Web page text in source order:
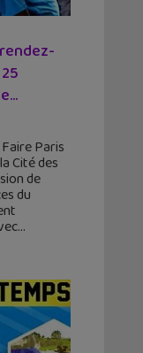
Paris
Cité des
de
du